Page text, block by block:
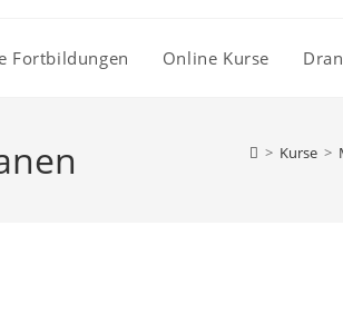
Fortbildungen Online Kurse
> Kurse >